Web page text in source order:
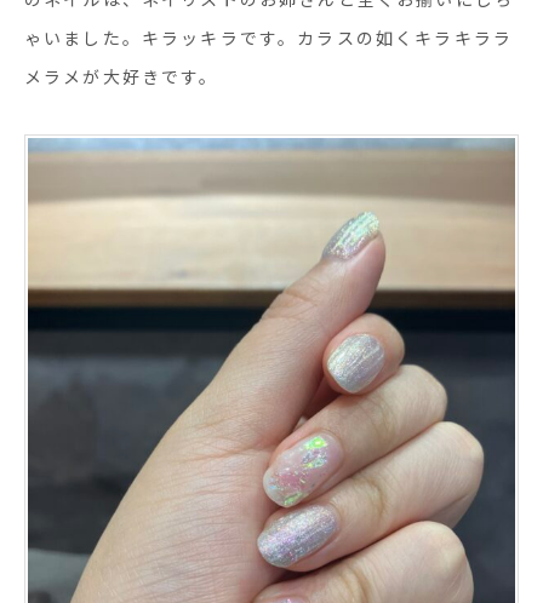
ゃいました。キラッキラです。カラスの如くキラキララ
メラメが大好きです。